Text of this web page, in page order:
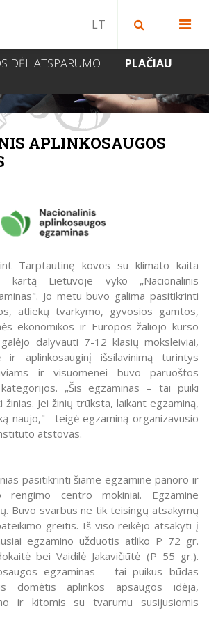
DĖL ATSPARUMO PLAČIAU
APLINKOSAUGOS
Tarptautinę kovos su klimato kaita
Lietuvoje vyko „Nacionalinis
Jo metu buvo galima pasitikrinti
atliekų tvarkymo, gyvosios gamtos,
ekonomikos ir Europos žaliojo kurso
dalyvauti 7-12 klasių moksleiviai,
ir aplinkosauginį išsilavinimą turintys
ir visuomenei buvo paruoštos
„Šis egzaminas – tai puiki
žinias. Jei žinių trūksta, laikant egzaminą,
naujo,"– teigė egzaminą organizavusio
atstovas.
pasitikrinti šiame egzamine panoro ir
rengimo centro mokiniai. Egzamine
Buvo svarbus ne tik teisingų atsakymų
greitis. Iš viso reikėjo atsakyti į
egzamino užduotis atliko P 72 gr.
bei Vaidilė Jakavičiūtė (P 55 gr.).
egzaminas – tai puikus būdas
domėtis aplinkos apsaugos idėja,
ir kitomis su tvarumu susijusiomis